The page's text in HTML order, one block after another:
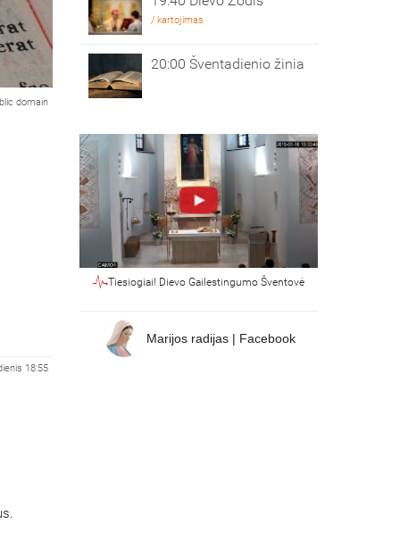
domain
18:55
/ kartojimas
20:00 Šventadienio žinia
Tiesiogiai! Dievo Gailestingumo Šventovė
Marijos radijas | Facebook